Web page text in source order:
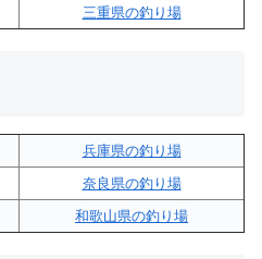
三重県の釣り場
兵庫県の釣り場
奈良県の釣り場
和歌山県の釣り場